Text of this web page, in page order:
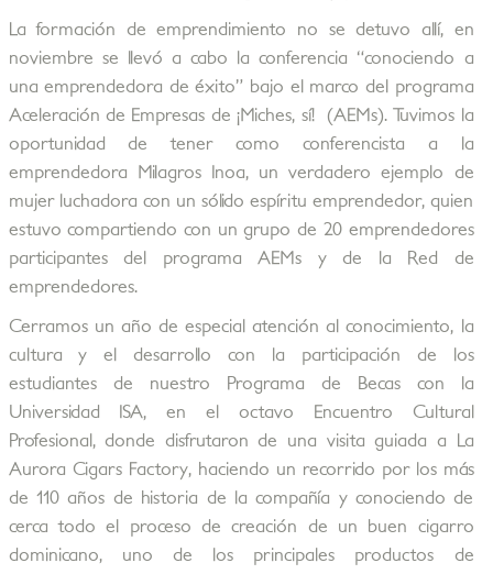
La formación de emprendimiento no se detuvo allí, en
noviembre se llevó a cabo la conferencia “conociendo a
una emprendedora de éxito” bajo el marco del programa
Aceleración de Empresas de ¡Miches, sí! (AEMs). Tuvimos la
oportunidad de tener como conferencista a la
emprendedora Milagros Inoa, un verdadero ejemplo de
mujer luchadora con un sólido espíritu emprendedor, quien
estuvo compartiendo con un grupo de 20 emprendedores
participantes del programa AEMs y de la Red de
emprendedores.
Cerramos un año de especial atención al conocimiento, la
cultura y el desarrollo con la participación de los
estudiantes de nuestro Programa de Becas con la
Universidad ISA, en el octavo Encuentro Cultural
Profesional, donde disfrutaron de una visita guiada a La
Aurora Cigars Factory, haciendo un recorrido por los más
de 110 años de historia de la compañía y conociendo de
cerca todo el proceso de creación de un buen cigarro
dominicano, uno de los principales productos de